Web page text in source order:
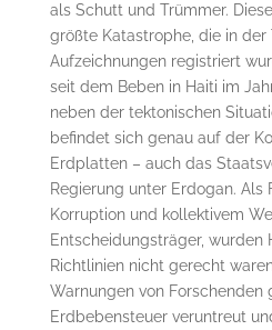
als Schutt und Trümmer.
größte Katastrophe, die in der
Aufzeichnungen registriert
seit dem Beben in Haiti im
neben der tektonischen
befindet sich genau auf der
Erdplatten – auch das
Regierung unter Erdogan. Als
Korruption und kollektivem
Entscheidungsträger, wurden
Richtlinien nicht gerecht
Warnungen von Forschenden
Erdbebensteuer veruntreut